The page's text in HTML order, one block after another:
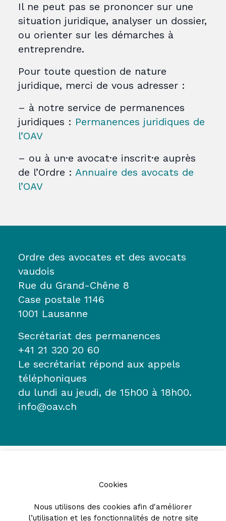
Il ne peut pas se prononcer sur une
situation juridique, analyser un dossier,
ou orienter sur les démarches à
entreprendre.
Pour toute question de nature
juridique, merci de vous adresser :
– à notre service de permanences
juridiques : Permanences juridiques de
l’OAV
– ou à un·e avocat·e inscrit·e auprès
de l’Ordre : Annuaire des avocats de
l’OAV
Ordre des avocates et des avocats
vaudois
Rue du Grand-Chêne 8
Case postale 1146
1001 Lausanne
Secrétariat des permanences
+41 21 320 20 60
Le secrétariat répond aux appels
téléphoniques
du lundi au jeudi, de 15h00 à 18h00.
info@oav.ch
Cookies
Nous utilisons des cookies afin d'améliorer
l’utilisation et les fonctionnalités de notre site